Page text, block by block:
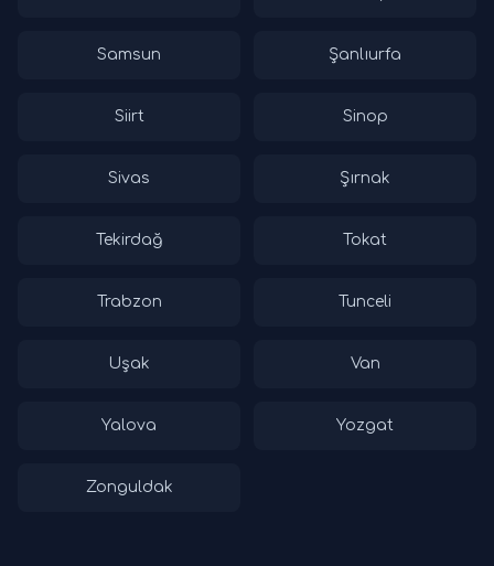
Samsun Şanlıurfa
Siirt Sinop
Sivas Şırnak
Tekirdağ Tokat
Trabzon Tunceli
Uşak Van
Yalova Yozgat
Zonguldak